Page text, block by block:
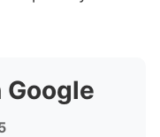
Google